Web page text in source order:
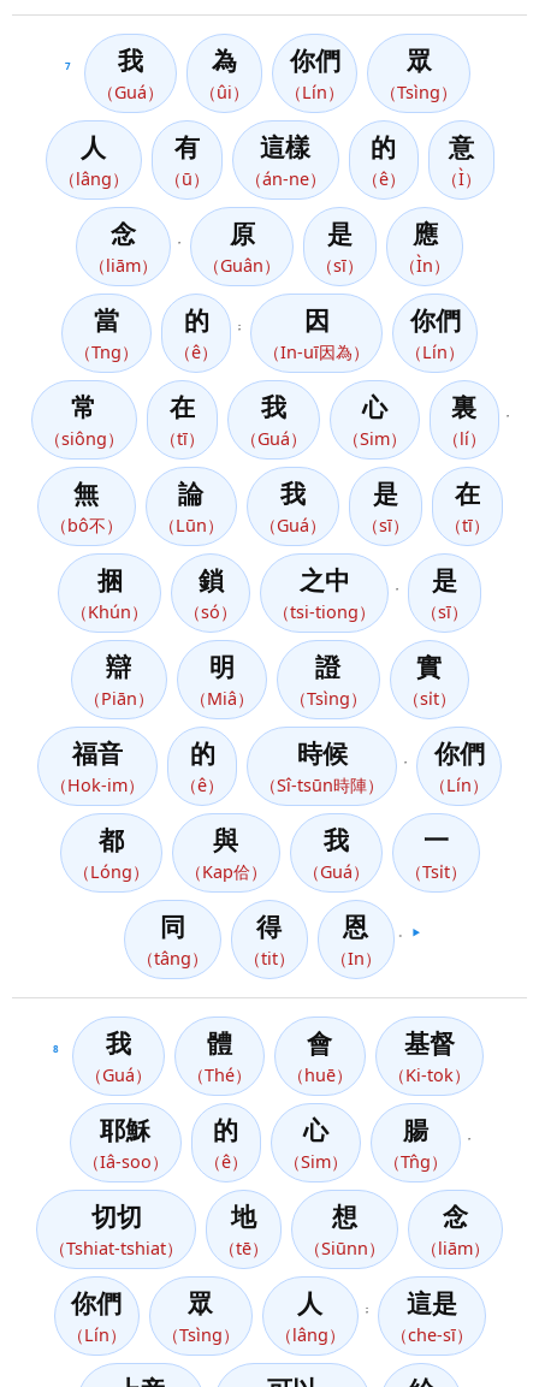
7 我
（Guá）
為
（ûi）
你們
（Lín）
眾
（Tsìng）
人
（lâng）
有
（ū）
這樣
（án-ne）
的
（ê）
意
（Ì）
念
（liām）
原
（Guân）
是
（sī）
應
（Ìn）
當
（Tng）
的
（ê）
； 因
（In-uī因為）
你們
（Lín）
常
（siông）
在
（tī）
我
（Guá）
心
（Sim）
裏
（lí）
無
（bô不）
論
（Lūn）
我
（Guá）
是
（sī）
在
（tī）
捆
（Khún）
鎖
（só）
之中
（tsi-tiong）
是
（sī）
辯
（Piān）
明
（Miâ）
證
（Tsìng）
實
（si̍t）
福音
（Hok-im）
的
（ê）
時候
（Sî-tsūn時陣）
你們
（Lín）
都
（Lóng）
與
（Kap佮）
我
（Guá）
一
（Tsi̍t）
同
（tâng）
得
（tit）
恩
（In）
▶️
8 我
（Guá）
體
（Thé）
會
（huē）
基督
（Ki-tok）
耶穌
（Iâ-soo）
的
（ê）
心
（Sim）
腸
（Tn̂g）
切切
（Tshiat-tshiat）
地
（tē）
想
（Siūnn）
念
（liām）
你們
（Lín）
眾
（Tsìng）
人
（lâng）
； 這是
（che-sī）